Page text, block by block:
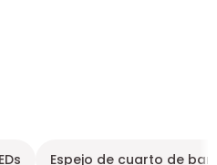
Espejo de cuarto de